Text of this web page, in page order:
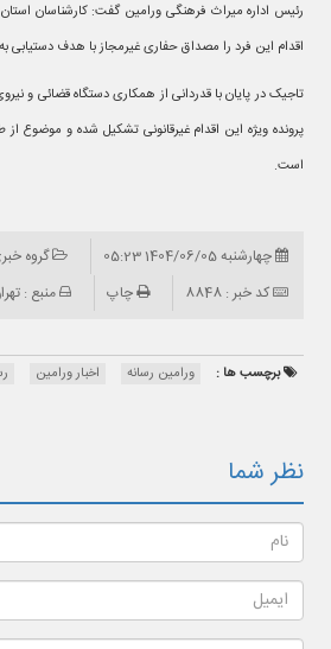
رئیس اداره میراث فرهنگی ورامین گفت: کارشناسان
اقدام این فرد را مصداق حفاری غیرمجاز با هدف دستیابی به
تاجیک در پایان با قدردانی از همکاری دستگاه قضائی و
پرونده ویژه این اقدام غیرقانونی تشکیل شده و موضوع
است.
چهارشنبه 1404/06/05 05:23
گروه
کد خبر : 8848
چاپ منبع :
برچسب ها : ورامین رسانه اخبار ورامین
نظر شما